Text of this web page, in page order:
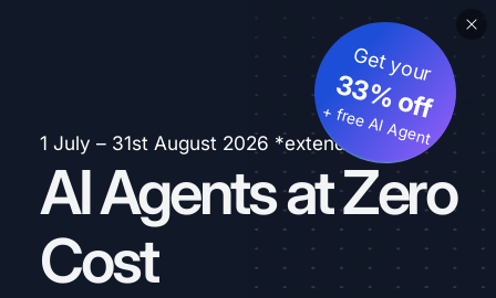
1 July – 31st August 2026 *extended
AI Agents at Zero
Cost
Get your
33% off
+ free AI Agent